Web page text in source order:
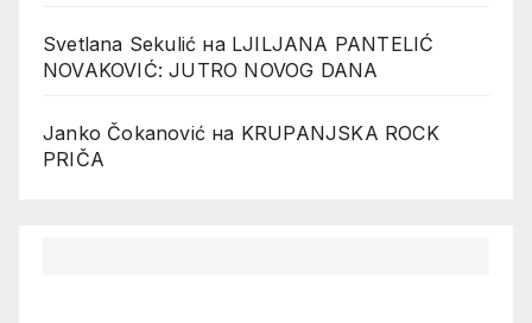
Svetlana Sekulić на LJILJANA PANTELIĆ
NOVAKOVIĆ: JUTRO NOVOG DANA
Janko Čokanović на KRUPANJSKA ROCK
PRIČA